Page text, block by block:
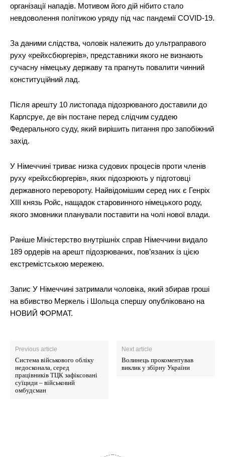
організації нападів. Мотивом його дій нібито стало
невдоволення політикою уряду під час пандемії COVID-19.
За даними слідства, чоловік належить до ультраправого
руху «рейхсбюргерів», представники якого не визнають
сучасну німецьку державу та прагнуть повалити чинний
конституційний лад.
Після арешту 10 листопада підозрюваного доставили до
Карлсруе, де він постане перед слідчим суддею
Федерального суду, який вирішить питання про запобіжний
захід.
У Німеччині триває низка судових процесів проти членів
руху «рейхсбюргерів», яких підозрюють у підготовці
державного перевороту. Найвідомішим серед них є Генріх
XIII князь Ройс, нащадок старовинного німецького роду,
якого змовники планували поставити на чолі нової влади.
Раніше Міністерство внутрішніх справ Німеччини видало
189 ордерів на арешт підозрюваних, пов’язаних із цією
екстремістською мережею.
Запис У Німеччині затримали чоловіка, який збирав гроші
на вбивство Меркель і Шольца спершу опубліковано на
НОВИЙ ФОРМАТ.
Previous article
Система військового обліку
недосконала, серед
працівників ТЦК зафіксовані
суїциди – військовий
омбудсман
Next article
Волинець прокоментував
виклик у збірну України